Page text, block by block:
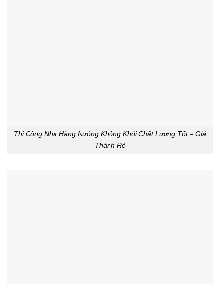
Thi Công Nhà Hàng Nướng Không Khói Chất Lượng Tốt – Giá
Thành Rẻ